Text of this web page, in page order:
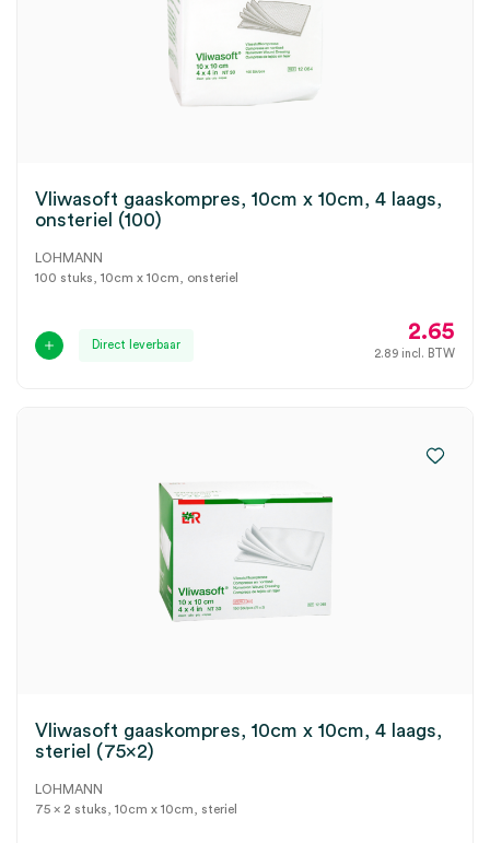
Vliwasoft gaaskompres, 10cm x 10cm, 4 laags,
onsteriel (100)
LOHMANN
100 stuks, 10cm x 10cm, onsteriel
Direct leverbaar
2.65
2.89 incl. BTW
Vliwasoft gaaskompres, 10cm x 10cm, 4 laags,
steriel (75×2)
LOHMANN
75 x 2 stuks, 10cm x 10cm, steriel